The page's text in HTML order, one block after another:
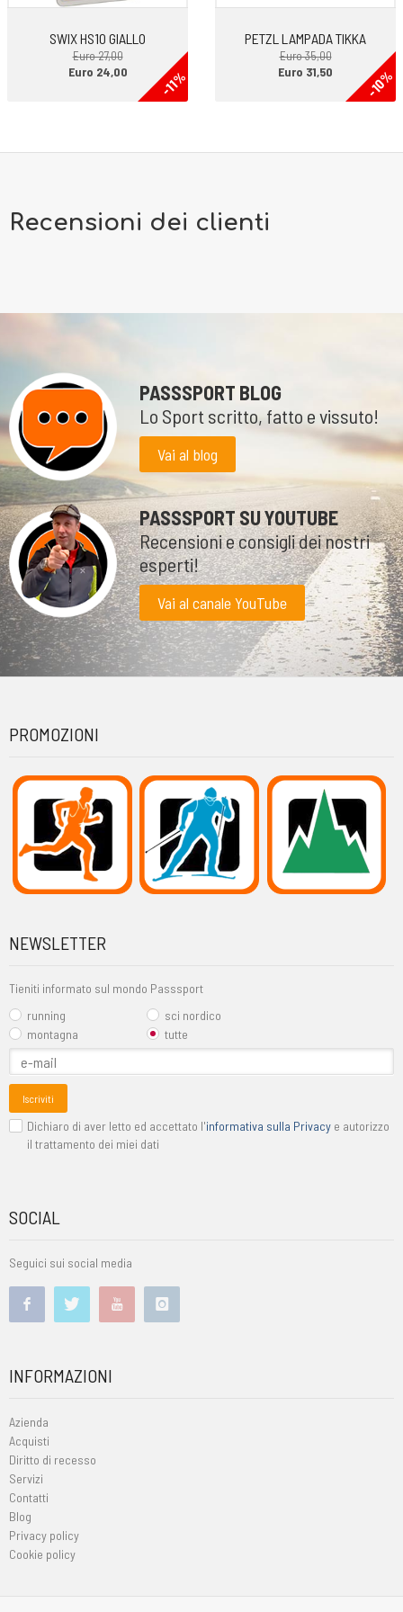
SWIX HS10 GIALLO
Euro 27,00
-11%
Euro 24,00
PETZL LAMPADA TIKKA
Euro 35,00
-10%
Euro 31,50
Recensioni dei clienti
PASSSPORT BLOG
Lo Sport scritto, fatto e vissuto!
Vai al blog
PASSSPORT SU YOUTUBE
Recensioni e consigli dei nostri
esperti!
Vai al canale YouTube
PROMOZIONI
NEWSLETTER
Tieniti informato sul mondo Passsport
running
sci nordico
montagna
tutte
Iscriviti
Dichiaro di aver letto ed accettato l'informativa sulla Privacy e autorizzo
il trattamento dei miei dati
SOCIAL
Seguici sui social media
INFORMAZIONI
Azienda
Acquisti
Diritto di recesso
Servizi
Contatti
Blog
Privacy policy
Cookie policy